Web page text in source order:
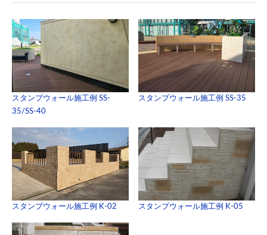
スタンプウォール施工例 SS-
35/SS-40
スタンプウォール施工例 SS-35
スタンプウォール施工例 K-02 スタンプウォール施工例 K-05